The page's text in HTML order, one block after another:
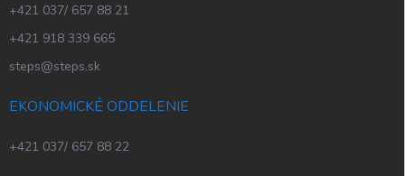
+421 037/ 657 88 21
+421 918 339 665
steps@steps.sk
EKONOMICKÉ ODDELENIE
+421 037/ 657 88 22